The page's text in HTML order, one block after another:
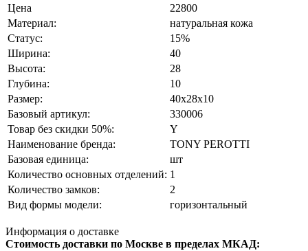
Цена
22800
Материал:
натуральная кожа
Статус:
15%
Ширина:
40
Высота:
28
Глубина:
10
Размер:
40x28x10
Базовый артикул:
330006
Товар без скидки 50%:
Y
Наименование бренда:
TONY PEROTTI
Базовая единица:
шт
Количество основных отделений: 1
Количество замков:
2
Вид формы модели:
горизонтальный
Информация о доставке
Стоимость доставки по Москве в пределах МКАД: